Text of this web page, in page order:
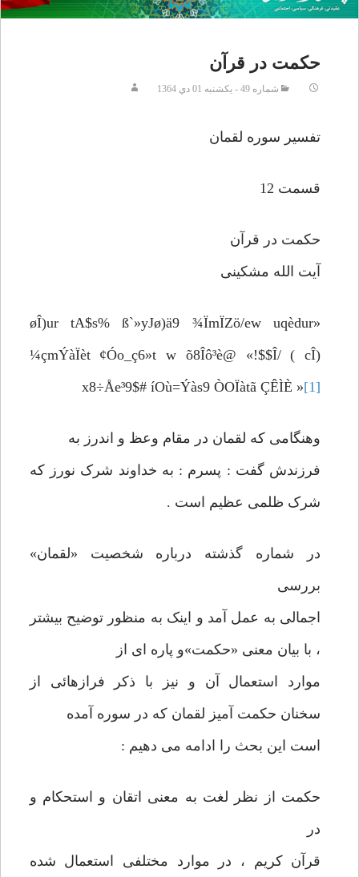
حکمت در قرآن
شماره 49 - يکشنبه 01 دي 1364
تفسیر سوره لقمان
قسمت 12
حکمت در قرآن
آیت الله مشکینی
«øÎ)ur tA$s% ß`»yJø)ä9 ¾ÏmÏZö/ew uqèdur
¼çmÝàÏèt ¢Óo_ç6»t w õ8Îô³è@ «!$$Î/ ( cÎ)
x8÷Åe³9$# íOù=Ýàs9 ÒOÏàtã ÇÊÌÈ »[1]
وهنگامی که لقمان در مقام وعظ و اندرز به
فرزندش گفت : پسرم : به خداوند شرک نورز که
شرک ظلمی عظیم است .
در شماره گذشته درباره شخصیت «لقمان»
بررسی
اجمالی به عمل آمد و اینک به منظور توضیح بیشتر
، با بیان معنی «حکمت»و پاره ای از
موارد استعمال آن و نیز با ذکر فرازهائی از
سخنان حکمت آمیز لقمان که در سوره آمده
است این بحث را ادامه می دهیم :
حکمت از نظر لغت به معنی اتقان و استحکام و
در
قرآن کریم ، در موارد مختلفی استعمال شده